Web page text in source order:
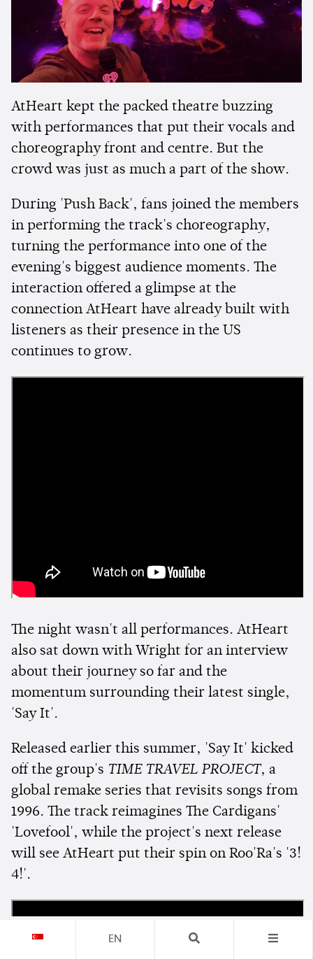
AtHeart kept the packed theatre buzzing
with performances that put their vocals and
choreography front and centre. But the
crowd was just as much a part of the show.
During 'Push Back', fans joined the members
in performing the track's choreography,
turning the performance into one of the
evening's biggest audience moments. The
interaction offered a glimpse at the
connection AtHeart have already built with
listeners as their presence in the US
continues to grow.
The night wasn't all performances. AtHeart
also sat down with Wright for an interview
about their journey so far and the
momentum surrounding their latest single,
'Say It'.
Released earlier this summer, 'Say It' kicked
off the group's TIME TRAVEL PROJECT, a
global remake series that revisits songs from
1996. The track reimagines The Cardigans'
'Lovefool', while the project's next release
will see AtHeart put their spin on Roo'Ra's '3!
4!'.
EN